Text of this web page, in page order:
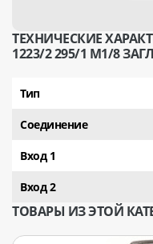
ТЕХНИЧЕСКИЕ
1223/2 295/1 М1/8
Тип
Соединение
Вход 1
Вход 2
ТОВАРЫ ИЗ ЭТОЙ